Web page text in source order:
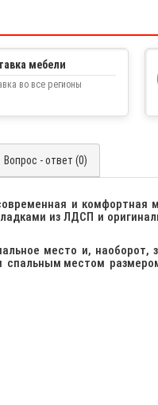
мебели
во все регионы
Вопрос - ответ (0)
и комфортная
из ЛДСП и
место и, наоборот,
спальным местом